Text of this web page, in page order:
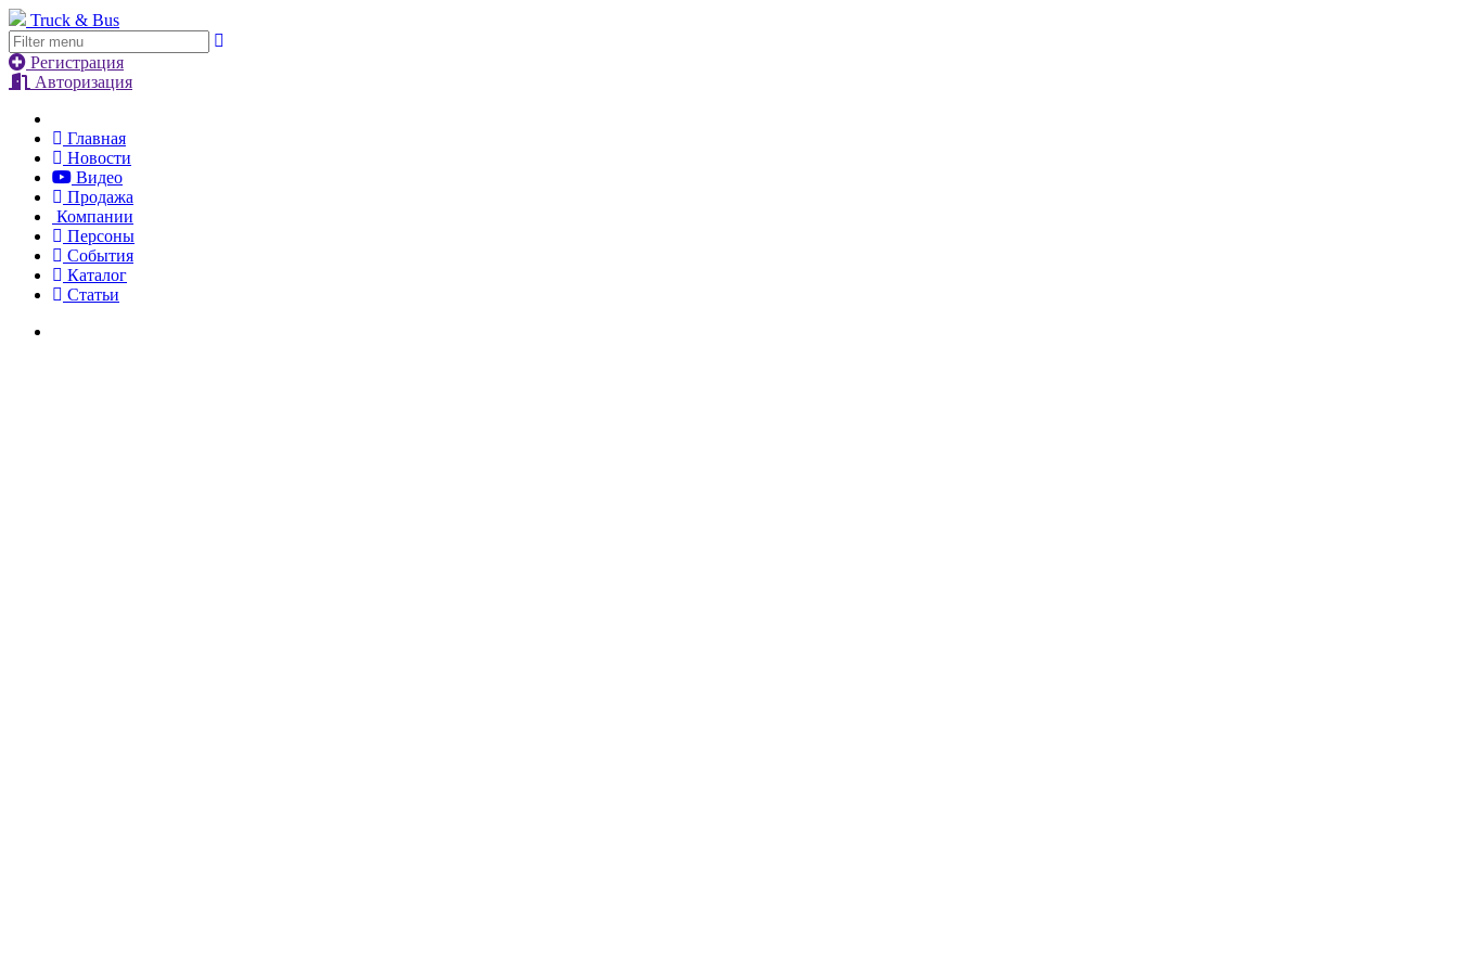
Truck & Bus
Регистрация
Авторизация
Главная
Новости
Видео
Продажа
Компании
Персоны
События
Каталог
Статьи